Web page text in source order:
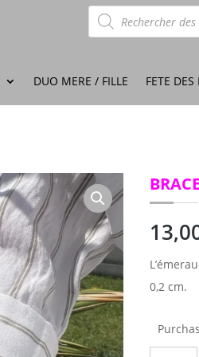
Recherche
de
produits
DUO MERE / FILLE FETE DES
0,2 cm.